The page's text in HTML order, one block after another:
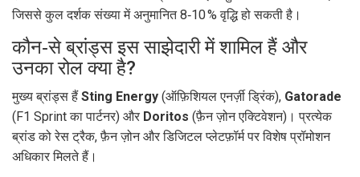
जिससे कुल दर्शक संख्या में अनुमानित 8‑10 % वृद्धि हो सकती है।
कौन‑से ब्रांड्स इस साझेदारी में शामिल हैं और
उनका रोल क्या है?
मुख्य ब्रांड्स हैं Sting Energy (ऑफ़िशियल एनर्ज़ी ड्रिंक), Gatorade
(F1 Sprint का पार्टनर) और Doritos (फ़ैन ज़ोन एक्टिवेशन)। प्रत्येक
ब्रांड को रेस ट्रैक, फ़ैन ज़ोन और डिजिटल प्लेटफ़ॉर्म पर विशेष प्रॉमोशन
अधिकार मिलते हैं।